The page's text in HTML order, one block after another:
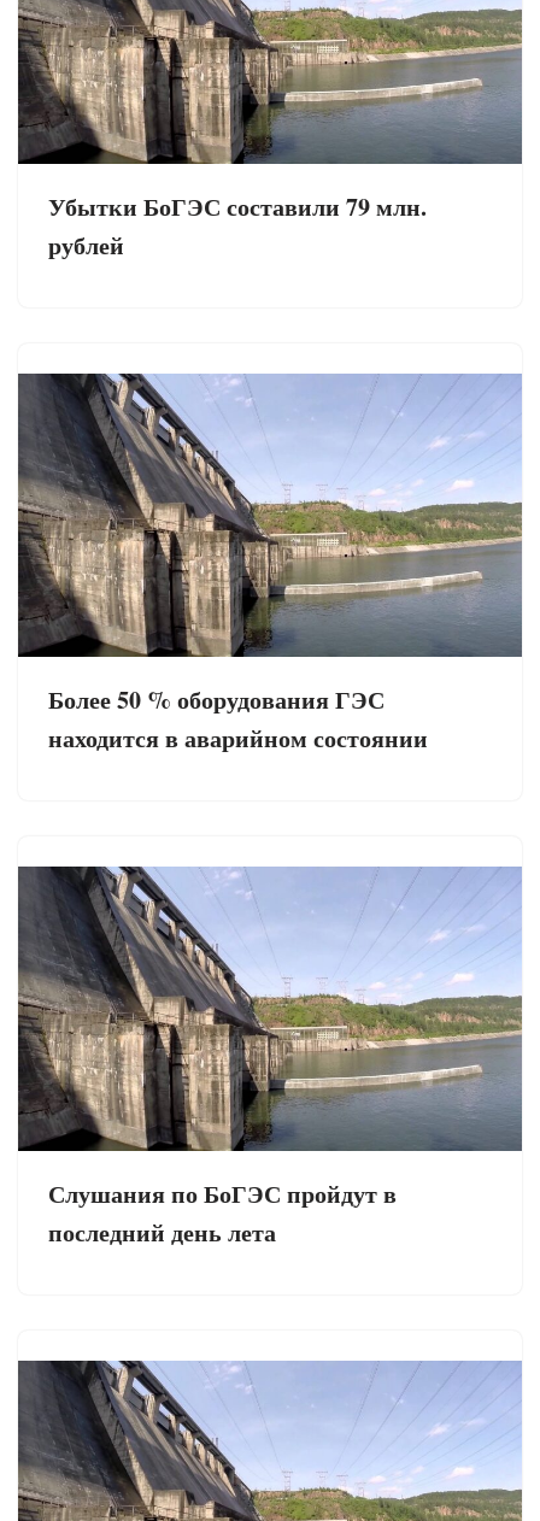
Убытки БоГЭС составили 79 млн.
рублей
Более 50 % оборудования ГЭС
находится в аварийном состоянии
Слушания по БоГЭС пройдут в
последний день лета